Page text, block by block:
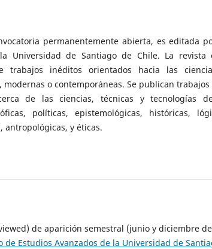
permanentemente abierta, es editada
Universidad de Santiago de Chile. La revista
trabajos inéditos orientados hacia las
o contemporáneas. Se publican
de las ciencias, técnicas y tecnologías
políticas, epistemológicas, históricas,
antropológicas, y éticas.
de aparición semestral (junio y diciembre de
de Estudios Avanzados de la Universidad de